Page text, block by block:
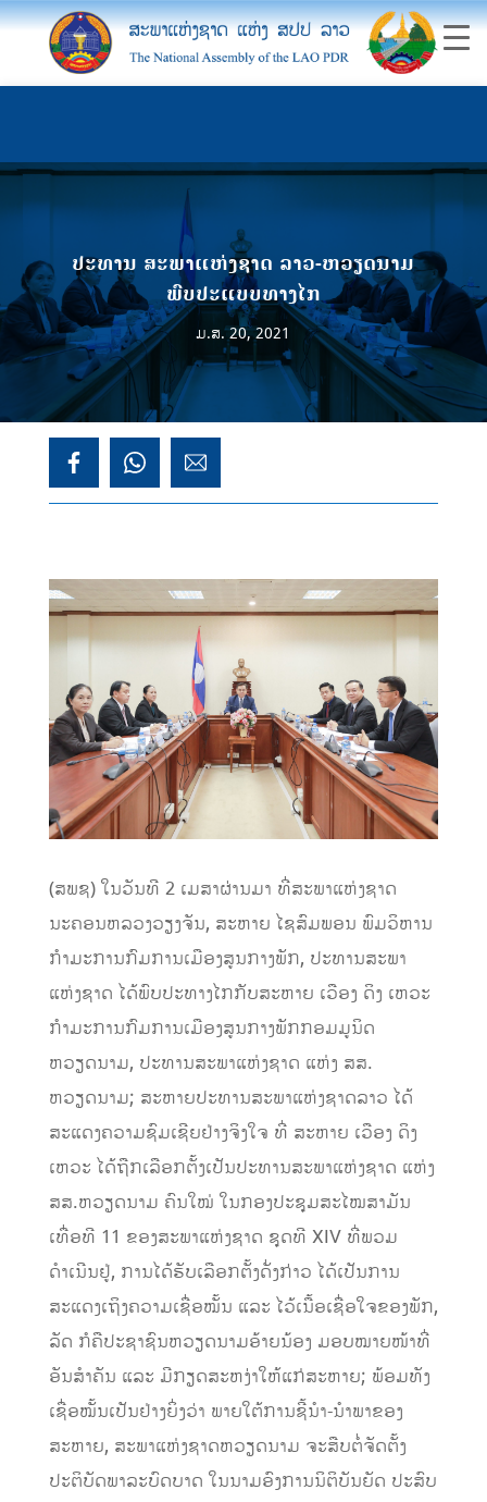
ປະທານ ສະພາແຫ່ງຊາດ ລາວ-ຫວຽດນາມ
ພົບປະແບບທາງໄກ
ມ.ສ. 20, 2021
(ສພຊ) ໃນວັນທີ 2 ເມສາຜ່ານມາ ທີ່ສະພາແຫ່ງຊາດ
ນະຄອນຫລວງວຽງຈັນ, ສະຫາຍ ໄຊສົມພອນ ພົມວິຫານ
ກຳມະການກົມການເມືອງສູນກາງພັກ, ປະທານສະພາ
ແຫ່ງຊາດ ໄດ້ພົບປະທາງໄກກັບສະຫາຍ ເວືອງ ດິງ ເຫວະ
ກຳມະການກົມການເມືອງສູນກາງພັກກອມມູນິດ
ຫວຽດນາມ, ປະທານສະພາແຫ່ງຊາດ ແຫ່ງ ສສ.
ຫວຽດນາມ; ສະຫາຍປະທານສະພາແຫ່ງຊາດລາວ ໄດ້
ສະແດງຄວາມຊົມເຊີຍຢ່າງຈິງໃຈ ທີ່ ສະຫາຍ ເວືອງ ດິງ
ເຫວະ ໄດ້ຖືກເລືອກຕັ້ງເປັນປະທານສະພາແຫ່ງຊາດ ແຫ່ງ
ສສ.ຫວຽດນາມ ຄົນໃໝ່ ໃນກອງປະຊຸມສະໄໝສາມັນ
ເທື່ອທີ 11 ຂອງສະພາແຫ່ງຊາດ ຊຸດທີ XIV ທີ່ພວມ
ດຳເນີນຢູ່, ການໄດ້ຮັບເລືອກຕັ້ງດັ່ງກ່າວ ໄດ້ເປັນການ
ສະແດງເຖິງຄວາມເຊື່ອໝັ້ນ ແລະ ໄວ້ເນື້ອເຊື່ອໃຈຂອງພັກ,
ລັດ ກໍຄືປະຊາຊົນຫວຽດນາມອ້າຍນ້ອງ ມອບໝາຍໜ້າທີ່
ອັນສຳຄັນ ແລະ ມີກຽດສະຫງ່າໃຫ້ແກ່ສະຫາຍ; ພ້ອມທັງ
ເຊື່ອໝັ້ນເປັນຢ່າງຍິ່ງວ່າ ພາຍໃຕ້ການຊີ້ນຳ-ນຳພາຂອງ
ສະຫາຍ, ສະພາແຫ່ງຊາດຫວຽດນາມ ຈະສືບຕໍ່ຈັດຕັ້ງ
ປະຕິບັດພາລະບົດບາດ ໃນນາມອົງການນິຕິບັນຍັດ ປະສົບ